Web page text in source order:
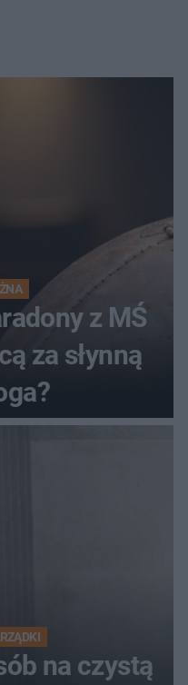
z MŚ
za słynną
na czystą